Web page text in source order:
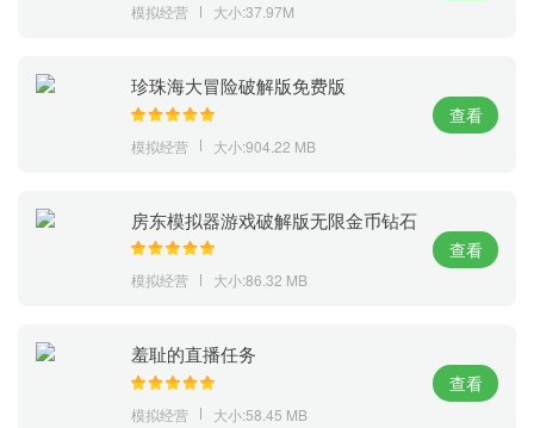
模拟经营 大小:37.97M
珍珠海大冒险破解版免费版
模拟经营 大小:904.22 MB
查看
房东模拟器游戏破解版无限金币钻石
模拟经营 大小:86.32 MB
查看
羞耻的直播任务
模拟经营 大小:58.45 MB
查看